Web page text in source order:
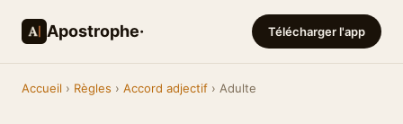
Apostrophe· Télécharger l'app
Accueil › Règles › Accord adjectif › Adulte